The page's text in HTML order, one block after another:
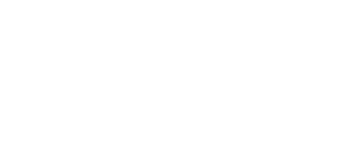
de Syndic
châteaux et traits de côte